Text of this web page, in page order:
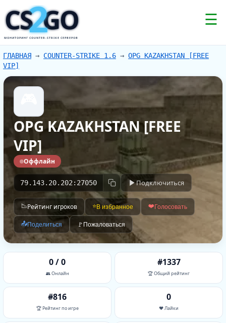
CS GO
2
МОНИТОРИНГ COUNTER-STRIKE СЕРВЕРОВ
☰
ГЛАВНАЯ → COUNTER-STRIKE 1.6 → OPG KAZAKHSTAN [FREE
VIP]
OPG KAZAKHSTAN [FREE
VIP]
Оффлайн
79.143.20.202:27050 Подключиться
📉Рейтинг игроков ⭐В избранное ❤️Голосовать
📤Поделиться 🚩 Пожаловаться
0 / 0
👥 Онлайн
#1337
🏆 Общий рейтинг
#816
🏆 Рейтинг по игре
0
❤️ Лайки